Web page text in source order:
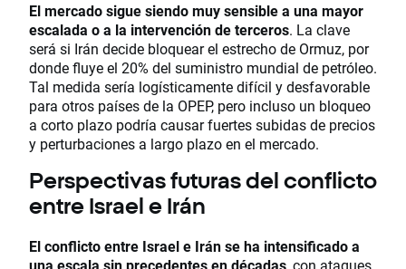
El mercado sigue siendo muy sensible a una mayor
escalada o a la intervención de terceros. La clave
será si Irán decide bloquear el estrecho de Ormuz, por
donde fluye el 20% del suministro mundial de petróleo.
Tal medida sería logísticamente difícil y desfavorable
para otros países de la OPEP, pero incluso un bloqueo
a corto plazo podría causar fuertes subidas de precios
y perturbaciones a largo plazo en el mercado.
Perspectivas futuras del conflicto
entre Israel e Irán
El conflicto entre Israel e Irán se ha intensificado a
una escala sin precedentes en décadas, con ataques